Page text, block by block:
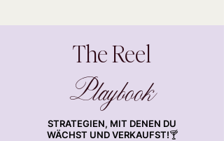
The Reel
Playbook
STRATEGIEN, MIT DENEN DU
WÄCHST UND VERKAUFST!🍸